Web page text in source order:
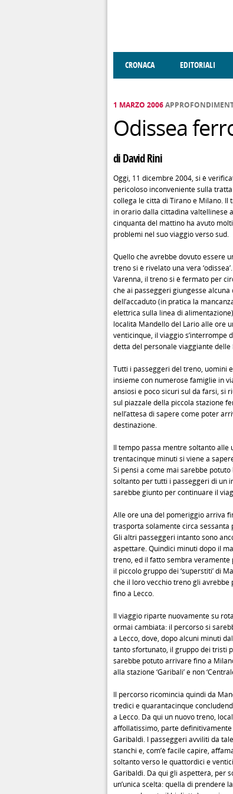
CRONACA EDITORIALI
1 MARZO 2006
Odissea
di David Rini
Oggi, 11 dicembre 2004, si è
pericoloso inconveniente sulla
collega le città di Tirano e Milano. Il
in orario dalla cittadina valtellinese
cinquanta del mattino ha avuto
problemi nel suo viaggio verso sud.
Quello che avrebbe dovuto essere
treno si è rivelato una vera
Varenna, il treno si è fermato per
che ai passeggeri giungesse
dell’accaduto (in pratica la
elettrica sulla linea di
località Mandello del Lario alle ore
venticinque, il viaggio s’interrompe
detta del personale viaggiante delle
Tutti i passeggeri del treno, uomini
insieme con numerose famiglie in
ansiosi e poco sicuri sul da farsi, si
sul piazzale della piccola stazione
nell’attesa di sapere come poter
destinazione.
Il tempo passa mentre soltanto alle
trentacinque minuti si viene a
Si pensi a come mai sarebbe
soltanto per tutti i passeggeri di un
sarebbe giunto per continuare il
Alle ore una del pomeriggio arriva
trasporta solamente circa sessanta
Gli altri passeggeri intanto sono
aspettare. Quindici minuti dopo il
treno, ed il fatto sembra veramente
il piccolo gruppo dei ‘superstiti’ di
che il loro vecchio treno gli
fino a Lecco.
Il viaggio riparte nuovamente su
ormai cambiata: il percorso si
a Lecco, dove, dopo alcuni minuti
tanto sfortunato, il gruppo dei tristi
sarebbe potuto arrivare fino a
alla stazione ‘Garibali’ e non
Il percorso ricomincia quindi da
tredici e quarantacinque
a Lecco. Da qui un nuovo treno,
affollatissimo, parte
Garibaldi. I passeggeri avviliti da
stanchi e, com’è facile capire,
soltanto verso le quattordici e
Garibaldi. Da qui gli aspetterà, per
un’unica scelta: quella di prendere